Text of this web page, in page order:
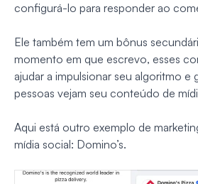
configurá-lo para responder ao
Ele também tem um bônus
momento em que escrevo, esses
ajudar a impulsionar seu algoritmo e
pessoas vejam seu conteúdo de
Aqui está outro exemplo de
mídia social: Domino’s.